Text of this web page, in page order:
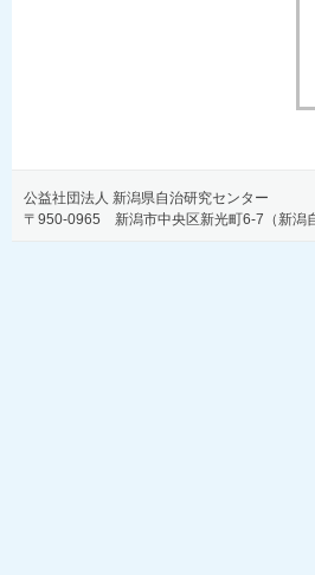
公益社団法人 新潟県自治研究センター
〒950-0965 新潟市中央区新光町6-7（新